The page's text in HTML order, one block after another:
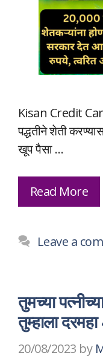
Kisan Credit
पद्धतीने शेती
खूप पैसा …
Read More
Leave a
तुमच्या
तुम्हाला
20/08/2023 by